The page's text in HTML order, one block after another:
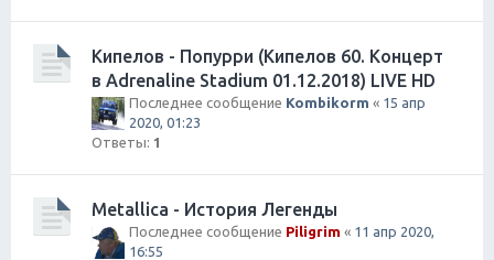
Кипелов - Попурри (Кипелов 60. Концерт
в Adrenaline Stadium 01.12.2018) LIVE HD
Последнее сообщение Kombikorm « 15 апр
2020, 01:23
Ответы: 1
Metallica - История Легенды
Последнее сообщение Piligrim « 11 апр 2020,
16:55